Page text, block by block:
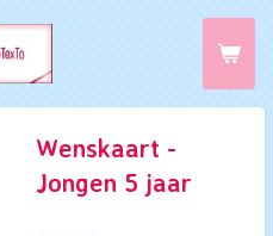
Wenskaart -
Jongen 5 jaar